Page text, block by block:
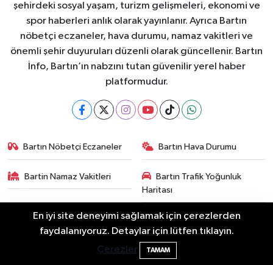
şehirdeki sosyal yaşam, turizm gelişmeleri, ekonomi ve
spor haberleri anlık olarak yayınlanır. Ayrıca Bartın
nöbetçi eczaneler, hava durumu, namaz vakitleri ve
önemli şehir duyuruları düzenli olarak güncellenir. Bartın
İnfo, Bartın’ın nabzını tutan güvenilir yerel haber
platformudur.
Bartın Nöbetçi Eczaneler Bartın Hava Durumu
Bartin Namaz Vakitleri
Bartın Trafik Yoğunluk
Haritası
Puan Durumu ve Fikstür Tüm Manşetler
Son Dakika Haberleri Haber Arşivi
En iyi site deneyimi sağlamak için çerezlerden
faydalanıyoruz. Detaylar için lütfen tıklayın.
Çerezler
TAMAM
2 Buzağı Hediyeli Bal Festivalinde Hande
Ünsal Sahne Alacak